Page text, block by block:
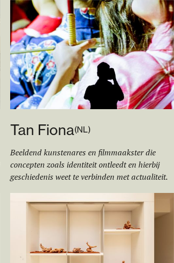
Tan Fiona(NL)
Beeldend kunstenares en filmmaakster die
concepten zoals identiteit ontleedt en hierbij
geschiedenis weet te verbinden met actualiteit.